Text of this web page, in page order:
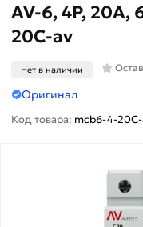
AV-6, 4P, 20A,
20C-av
Нет в наличии
Оригинал
Код товара: mcb6-4-